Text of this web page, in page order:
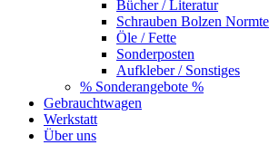
Bücher / Literatur
Schrauben Bolzen
Öle / Fette
Sonderposten
Aufkleber / Sonstiges
% Sonderangebote %
Gebrauchtwagen
Werkstatt
Über uns